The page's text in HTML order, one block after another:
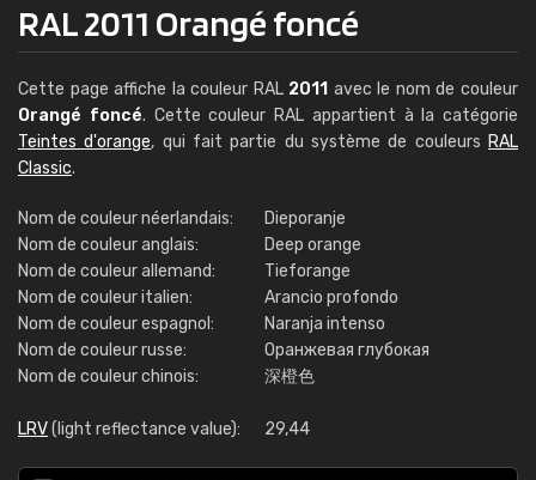
RAL 2011 Orangé foncé
Cette page affiche la couleur RAL 2011 avec le nom de couleur
Orangé foncé. Cette couleur RAL appartient à la catégorie
Teintes d'orange, qui fait partie du système de couleurs RAL
Classic.
Nom de couleur néerlandais:
Dieporanje
Nom de couleur anglais:
Deep orange
Nom de couleur allemand:
Tieforange
Nom de couleur italien:
Arancio profondo
Nom de couleur espagnol:
Naranja intenso
Nom de couleur russe:
Оранжевая глубокая
Nom de couleur chinois:
深橙色
LRV(light reflectance value): 29,44